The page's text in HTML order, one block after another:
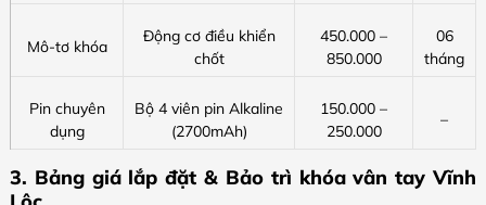
Mô-tơ khóa
Động cơ điều khiển
chốt
450.000 –
850.000
06
tháng
Pin chuyên
dụng
Bộ 4 viên pin Alkaline
(2700mAh)
150.000 –
250.000
–
3. Bảng giá lắp đặt & Bảo trì khóa vân tay Vĩnh